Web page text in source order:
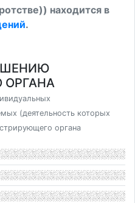
находится в
.
ОРГАНА
(деятельность которых
органа